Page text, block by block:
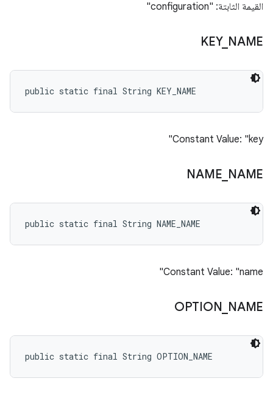
القيمة الثابتة: "configuration"
KEY_ NAME
public static final String KEY_NAME
Constant Value: "key"
NAME NAME
public static final String NAME_NAME
Constant Value: "name"
OPTION NAME
public static final String OPTION_NAME